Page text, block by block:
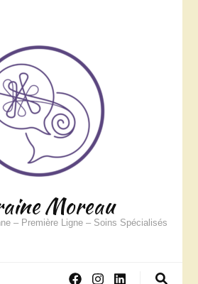
Moreau
– Première Ligne – Soins Spécialisés